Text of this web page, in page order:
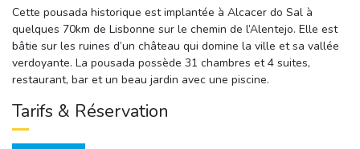
Cette pousada historique est implantée à Alcacer do Sal à
quelques 70km de Lisbonne sur le chemin de l’Alentejo. Elle est
bâtie sur les ruines d’un château qui domine la ville et sa vallée
verdoyante. La pousada possède 31 chambres et 4 suites,
restaurant, bar et un beau jardin avec une piscine.
Tarifs & Réservation